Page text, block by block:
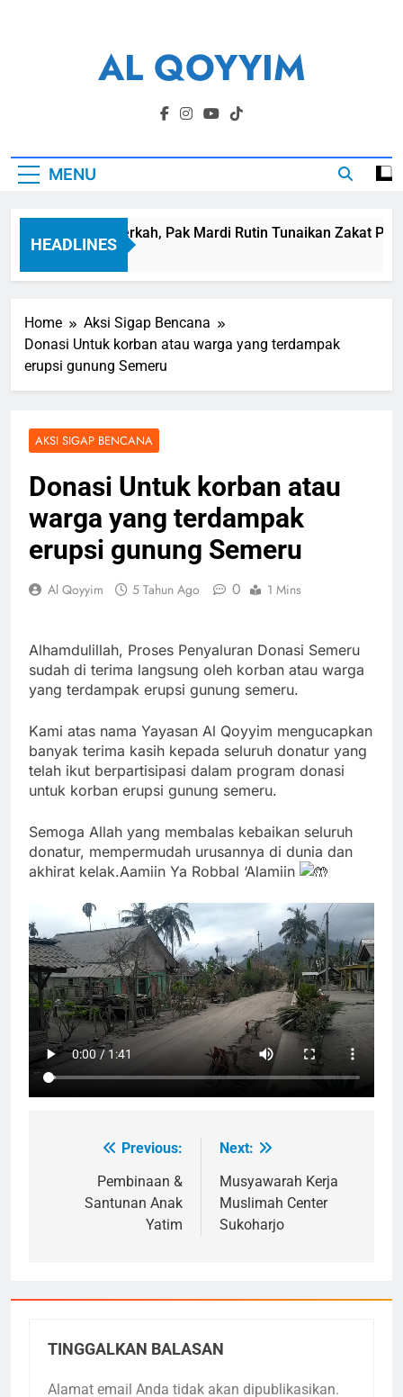
AL QOYYIM
Yayasan Al Qoyyim Sukoharjo
MENU
HEADLINES
Membawa Berkah, Pak Mardi Rutin Tunaikan Zakat
Ago
Home
Aksi Sigap Bencana
Donasi Untuk korban atau warga yang terdampak
erupsi gunung Semeru
AKSI SIGAP BENCANA
Donasi Untuk korban atau
warga yang terdampak
erupsi gunung Semeru
Al Qoyyim 5 Tahun Ago 0 1 Mins
Alhamdulillah, Proses Penyaluran Donasi Semeru
sudah di terima langsung oleh korban atau warga
yang terdampak erupsi gunung semeru.
Kami atas nama Yayasan Al Qoyyim mengucapkan
banyak terima kasih kepada seluruh donatur yang
telah ikut berpartisipasi dalam program donasi
untuk korban erupsi gunung semeru.
Semoga Allah yang membalas kebaikan seluruh
donatur, mempermudah urusannya di dunia dan
akhirat kelak.Aamiin Ya Robbal ‘Alamiin
NavigasiPrevious:
Pembinaan &
Santunan Anak
Yatim
Next:
Musyawarah Kerja
Muslimah Center
Sukoharjo
TINGGALKAN BALASAN
Alamat email Anda tidak akan dipublikasikan.